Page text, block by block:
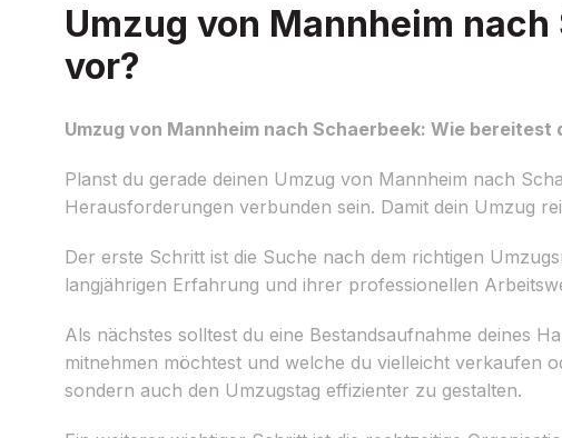
Umzug von Mannheim
vor?
Umzug von Mannheim nach Schaerbeek: Wie bereitest
Planst du gerade deinen Umzug von Mannheim nach
Herausforderungen verbunden sein. Damit dein Umzug
Der erste Schritt ist die Suche nach dem richtigen
langjährigen Erfahrung und ihrer professionellen
Als nächstes solltest du eine Bestandsaufnahme deines
mitnehmen möchtest und welche du vielleicht verkaufen
sondern auch den Umzugstag effizienter zu gestalten.